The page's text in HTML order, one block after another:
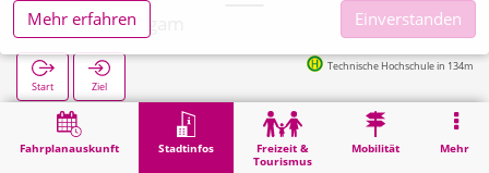
Fahrplanauskunft Stadtinfos
Freizeit &
Tourismus
Mobilität Mehr
Aachen, Mogam
Start Ziel
Technische Hochschule in 134m
Stadtinfos Aachen, Mogam
Mehr erfahren
Einverstanden